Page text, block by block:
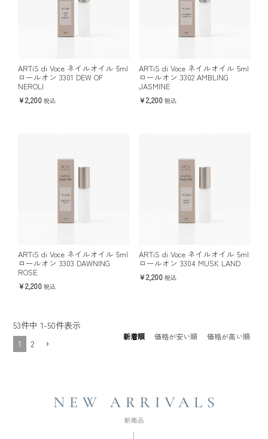
ARTiS di Voce ネイルオイル 5ml
ロールオン 3301 DEW OF
NEROLI
2,200 税込
ARTiS di Voce ネイルオイル 5ml
ロールオン 3302 AMBLING
JASMINE
2,200 税込
ARTiS di Voce ネイルオイル 5ml
ロールオン 3303 DAWNING
ROSE
2,200 税込
ARTiS di Voce ネイルオイル 5ml
ロールオン 3304 MUSK LAND
2,200 税込
新着順 価格が安い順 価格が高い順
53件中 1-50件表示
1
2